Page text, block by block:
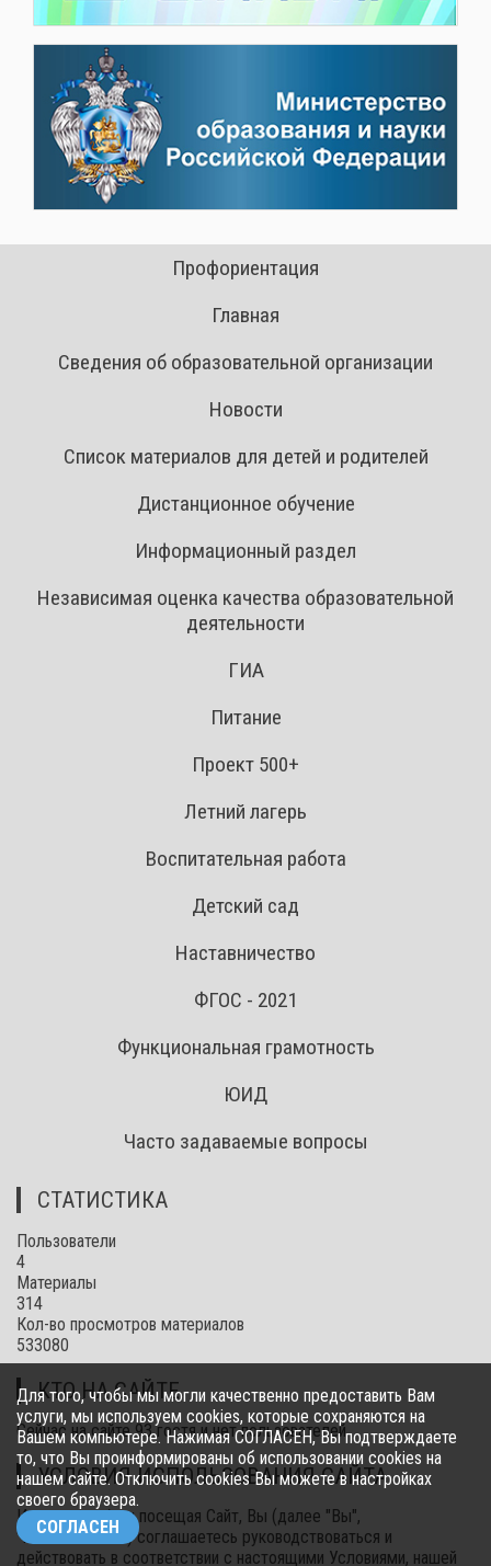
Профориентация
Главная
Сведения об образовательной организации
Новости
Список материалов для детей и родителей
Дистанционное обучение
Информационный раздел
Независимая оценка качества образовательной
деятельности
ГИА
Питание
Проект 500+
Летний лагерь
Воспитательная работа
Детский сад
Наставничество
ФГОС - 2021
Функциональная грамотность
ЮИД
Часто задаваемые вопросы
СТАТИСТИКА
Пользователи
4
Материалы
314
Кол-во просмотров материалов
533080
КТО НА САЙТЕ
Сейчас на сайте 93 гостя и нет пользователей
УСЛОВИЯ ИСПОЛЬЗОВАНИЯ САЙТА
Используя и/или посещая Сайт, Вы (далее "Вы",
"Пользователь") соглашаетесь руководствоваться и
действовать в соответствии с настоящими Условиями, нашей
Для того, чтобы мы могли качественно предоставить Вам
услуги, мы используем cookies, которые сохраняются на
Вашем компьютере. Нажимая СОГЛАСЕН, Вы подтверждаете
то, что Вы проинформированы об использовании cookies на
нашем сайте. Отключить cookies Вы можете в настройках
своего браузера.
СОГЛАСЕН